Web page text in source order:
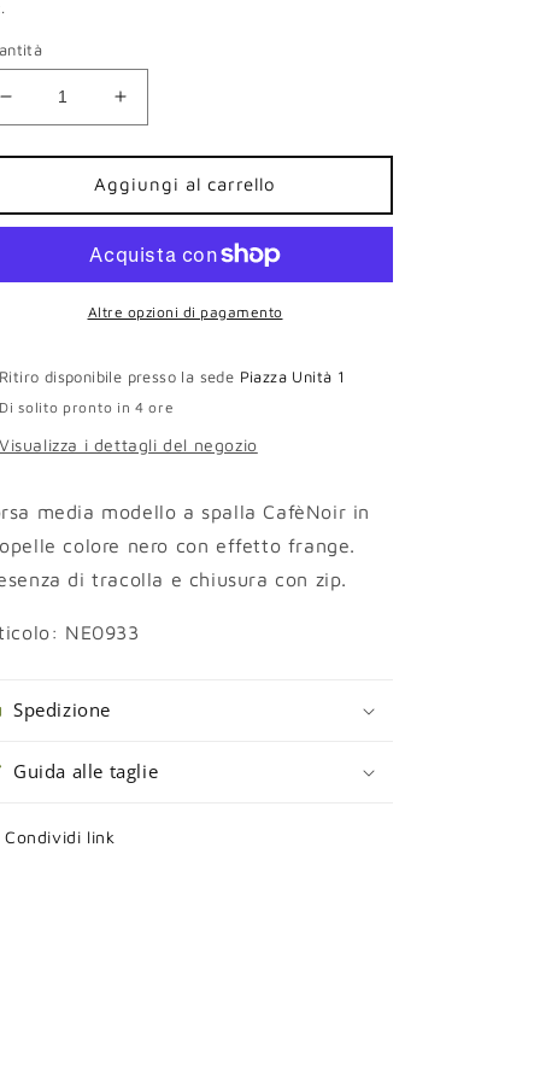
Diminuisci
quantità
per
a
spalla
Cafènoir
frange
Aumenta
quantità
per
Borsa
a
spalla
media
Cafènoir
donna
frange
Aggiungi al carrello
Altre opzioni di pagamento
Ritiro disponibile presso la sede Piazza Unità 1
Di solito pronto in 4 ore
Visualizza i dettagli del negozio
media modello a spalla CafèNoir in
colore nero con effetto frange.
di tracolla e chiusura con zip.
NE0933
Spedizione
Guida alle taglie
Condividi link